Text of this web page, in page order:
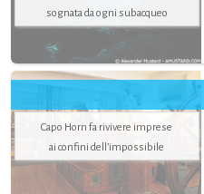
sognata da ogni subacqueo
Capo Horn fa rivivere imprese
ai confini dell’impossibile